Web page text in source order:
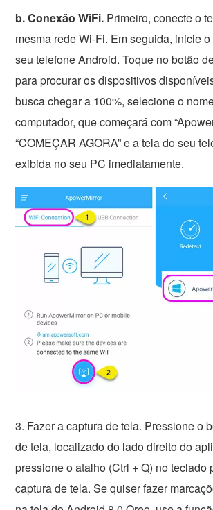
b. Conexão WiFi. Primeiro, conecte o
mesma rede Wi-Fi. Em seguida, inicie
seu telefone Android. Toque no botão
para procurar os dispositivos
busca chegar a 100%, selecione o
computador, que começará com
“COMEÇAR AGORA” e a tela do seu
exibida no seu PC imediatamente.
3. Fazer a captura de tela. Pressione o
de tela, localizado do lado direito do
pressione o atalho (Ctrl + Q) no teclado
captura de tela. Se quiser fazer